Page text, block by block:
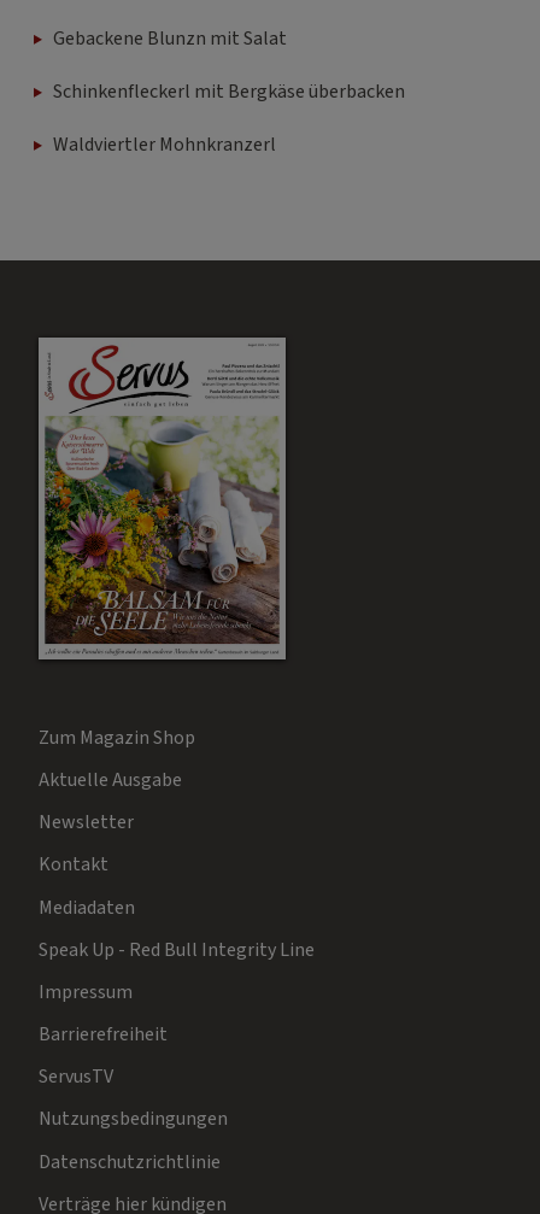
Gebackene Blunzn mit Salat
Schinkenfleckerl mit Bergkäse überbacken
Waldviertler Mohnkranzerl
Zum Magazin Shop
Aktuelle Ausgabe
Newsletter
Kontakt
Mediadaten
Speak Up - Red Bull Integrity Line
Impressum
Barrierefreiheit
ServusTV
Nutzungsbedingungen
Datenschutzrichtlinie
Verträge hier kündigen